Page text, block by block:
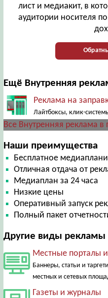
лист и медиакит, в
аудитории носителя
Ещё Внутренняя
Реклама на
Лайтбоксы, клик-
Все Внутренняя реклама
Наши преимущества
Бесплатное
Отличная отдача от
Медиаплан за 24 часа
Низкие цены
Оперативный запуск
Полный пакет
Другие виды рекламы
Местные порталы
Баннеры, статьи и
местных и сетевых
Газеты и журналы